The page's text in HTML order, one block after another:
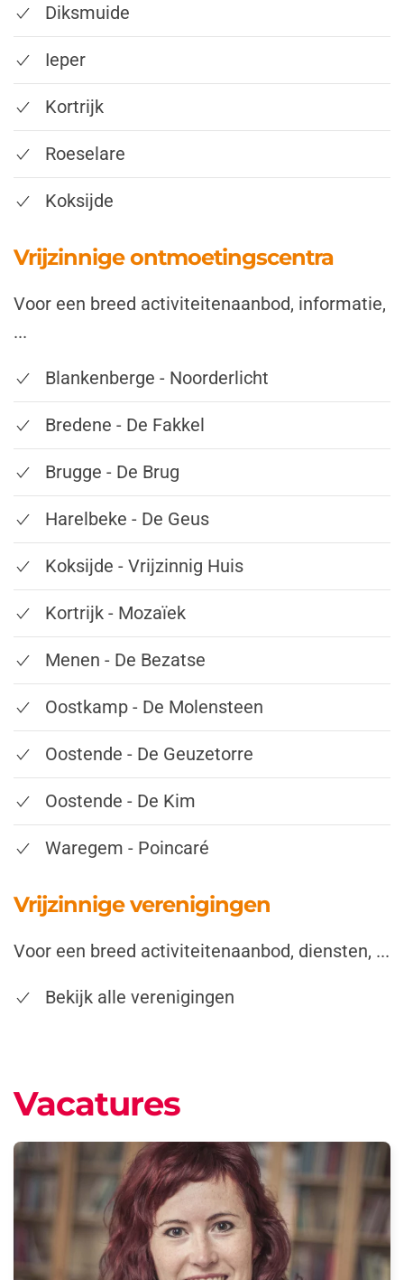
Diksmuide
Ieper
Kortrijk
Roeselare
Koksijde
Vrijzinnige ontmoetingscentra
Voor een breed activiteitenaanbod, informatie,
...
Blankenberge - Noorderlicht
Bredene - De Fakkel
Brugge - De Brug
Harelbeke - De Geus
Koksijde - Vrijzinnig Huis
Kortrijk - Mozaïek
Menen - De Bezatse
Oostkamp - De Molensteen
Oostende - De Geuzetorre
Oostende - De Kim
Waregem - Poincaré
Vrijzinnige verenigingen
Voor een breed activiteitenaanbod, diensten, ...
Bekijk alle verenigingen
Vacatures